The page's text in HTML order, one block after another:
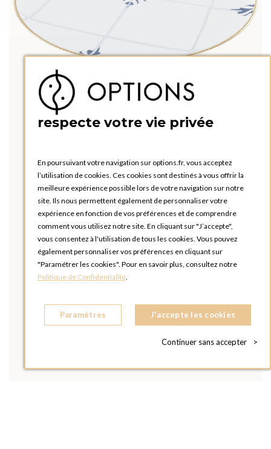
respecte votre vie privée
En poursuivant votre navigation sur options.fr, vous acceptez
l’utilisation de cookies. Ces cookies sont destinés à vous offrir la
meilleure expérience possible lors de votre navigation sur notre
site. Ils nous permettent également de personnaliser votre
expérience en fonction de vos préférences et de comprendre
comment vous utilisez notre site. En cliquant sur "J’accepte",
vous consentez à l'utilisation de tous les cookies. Vous pouvez
également personnaliser vos préférences en cliquant sur
"Paramétrer les cookies". Pour en savoir plus, consultez notre
Politique de Confidentialité.
Paramètres J'accepte les cookies
Continuer sans accepter >